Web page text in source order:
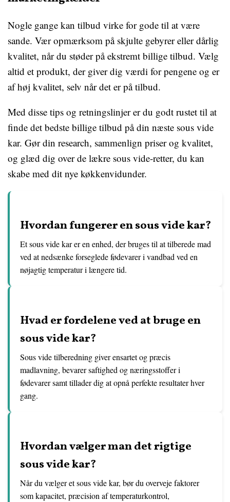
Nogle gange kan tilbud virke for gode til at være
sande. Vær opmærksom på skjulte gebyrer eller dårlig
kvalitet, når du støder på ekstremt billige tilbud. Vælg
altid et produkt, der giver dig værdi for pengene og er
af høj kvalitet, selv når det er på tilbud.
Med disse tips og retningslinjer er du godt rustet til at
finde det bedste billige tilbud på din næste sous vide
kar. Gør din research, sammenlign priser og kvalitet,
og glæd dig over de lækre sous vide-retter, du kan
skabe med dit nye køkkenvidunder.
Hvordan fungerer en sous vide kar?
Et sous vide kar er en enhed, der bruges til at tilberede mad
ved at nedsænke forseglede fødevarer i vandbad ved en
nøjagtig temperatur i længere tid.
Hvad er fordelene ved at bruge en
sous vide kar?
Sous vide tilberedning giver ensartet og præcis
madlavning, bevarer saftighed og næringsstoffer i
fødevarer samt tillader dig at opnå perfekte resultater hver
gang.
Hvordan vælger man det rigtige
sous vide kar?
Når du vælger et sous vide kar, bør du overveje faktorer
som kapacitet, præcision af temperaturkontrol,